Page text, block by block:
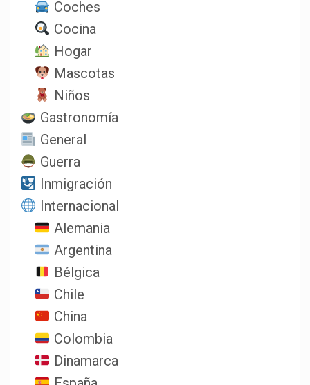
Coches
Cocina
Hogar
Mascotas
Niños
Gastronomía
General
Guerra
Inmigración
Internacional
Alemania
Argentina
Bélgica
Chile
China
Colombia
Dinamarca